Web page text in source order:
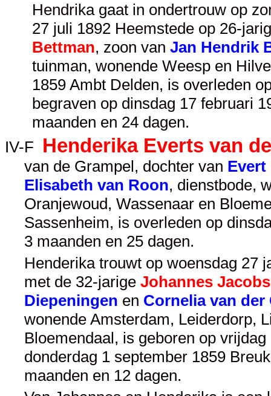
Hendrika gaat in ondertrouw op
27 juli 1892 Heemstede op 26-
Bettman, zoon van Jan Hendrik
tuinman, wonende Weesp en
1859 Ambt Delden, is overleden
begraven op dinsdag 17 februari
maanden en 24 dagen.
IV-F Henderika Everts van
van de Grampel, dochter van Evert
Elisabeth van Roon, dienstbode,
Oranjewoud, Wassenaar en
Sassenheim, is overleden op
3 maanden en 25 dagen.
Henderika trouwt op woensdag 27
met de 32-jarige Johannes
Diepeningen en Cornelia van der
wonende Amsterdam, Leiderdorp,
Bloemendaal, is geboren op
donderdag 1 september 1859
maanden en 12 dagen.